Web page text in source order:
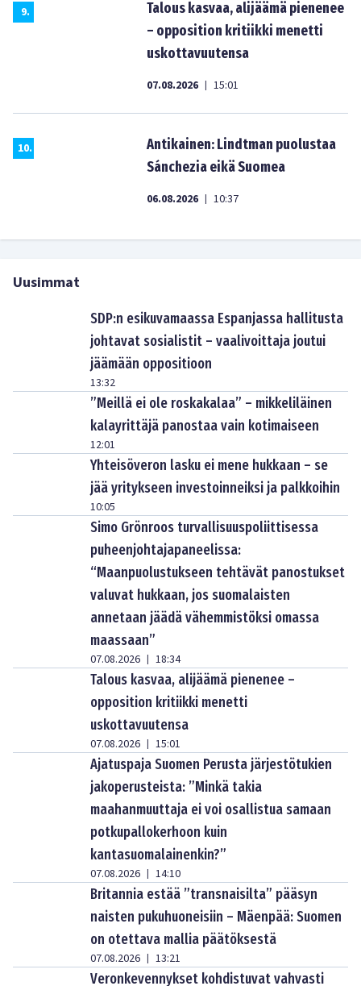
9.
Talous kasvaa, alijäämä pienenee
– opposition kritiikki menetti
uskottavuutensa
07.08.2026 | 15:01
10.
Antikainen: Lindtman puolustaa
Sánchezia eikä Suomea
06.08.2026 | 10:37
Uusimmat
SDP:n esikuvamaassa Espanjassa hallitusta
johtavat sosialistit – vaalivoittaja joutui
jäämään oppositioon
13:32
”Meillä ei ole roskakalaa” – mikkeliläinen
kalayrittäjä panostaa vain kotimaiseen
12:01
Yhteisöveron lasku ei mene hukkaan – se
jää yritykseen investoinneiksi ja palkkoihin
10:05
Simo Grönroos turvallisuuspoliittisessa
puheenjohtajapaneelissa:
“Maanpuolustukseen tehtävät panostukset
valuvat hukkaan, jos suomalaisten
annetaan jäädä vähemmistöksi omassa
maassaan”
07.08.2026 | 18:34
Talous kasvaa, alijäämä pienenee –
opposition kritiikki menetti
uskottavuutensa
07.08.2026 | 15:01
Ajatuspaja Suomen Perusta järjestötukien
jakoperusteista: ”Minkä takia
maahanmuuttaja ei voi osallistua samaan
potkupallokerhoon kuin
kantasuomalainenkin?”
07.08.2026 | 14:10
Britannia estää ”transnaisilta” pääsyn
naisten pukuhuoneisiin – Mäenpää: Suomen
on otettava mallia päätöksestä
07.08.2026 | 13:21
Veronkevennykset kohdistuvat vahvasti